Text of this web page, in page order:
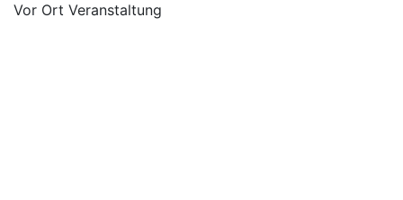
Vor Ort Veranstaltung